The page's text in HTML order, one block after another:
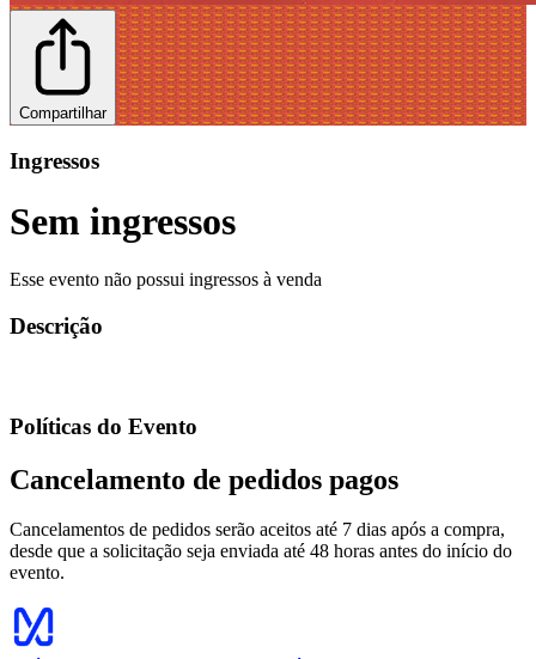
Compartilhar
Ingressos
Sem ingressos
Esse evento não possui ingressos à venda
Descrição
Políticas do Evento
Cancelamento de pedidos pagos
Cancelamentos de pedidos serão aceitos até 7 dias após a compra,
desde que a solicitação seja enviada até 48 horas antes do início do
evento.